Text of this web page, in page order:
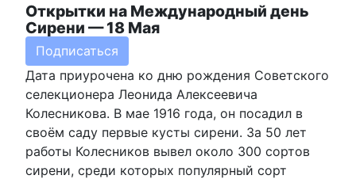
Открытки на Международный день
Сирени — 18 Мая
Подписаться
Дата приурочена ко дню рождения Советского
селекционера Леонида Алексеевича
Колесникова. В мае 1916 года, он посадил в
своём саду первые кусты сирени. За 50 лет
работы Колесников вывел около 300 сортов
сирени, среди которых популярный сорт